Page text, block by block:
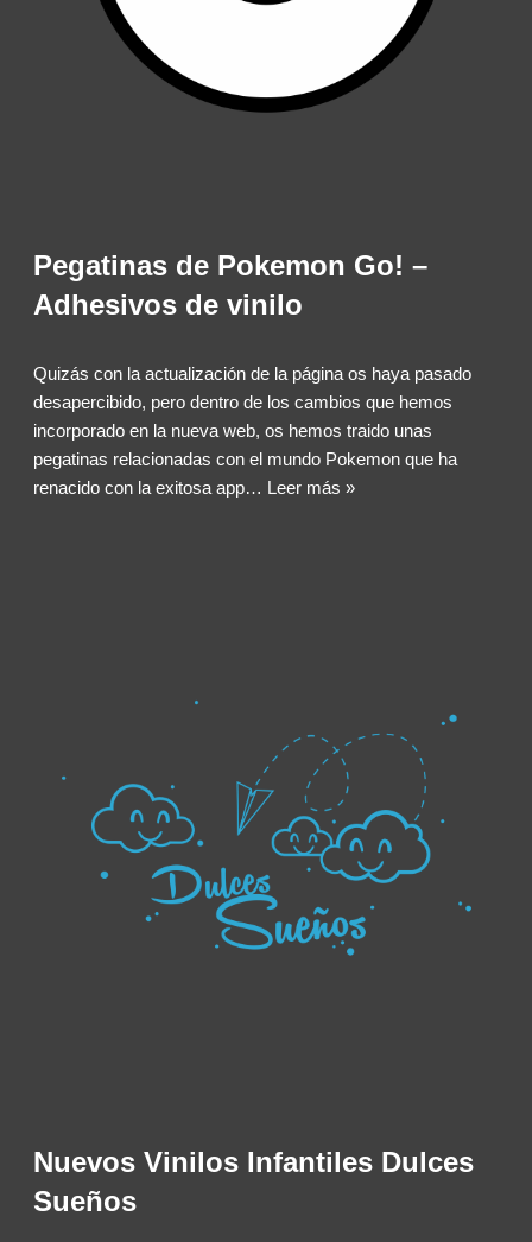
Pegatinas de Pokemon Go! –
Adhesivos de vinilo
Quizás con la actualización de la página os haya pasado
desapercibido, pero dentro de los cambios que hemos
incorporado en la nueva web, os hemos traido unas
pegatinas relacionadas con el mundo Pokemon que ha
renacido con la exitosa app… Leer más »
Nuevos Vinilos Infantiles Dulces
Sueños